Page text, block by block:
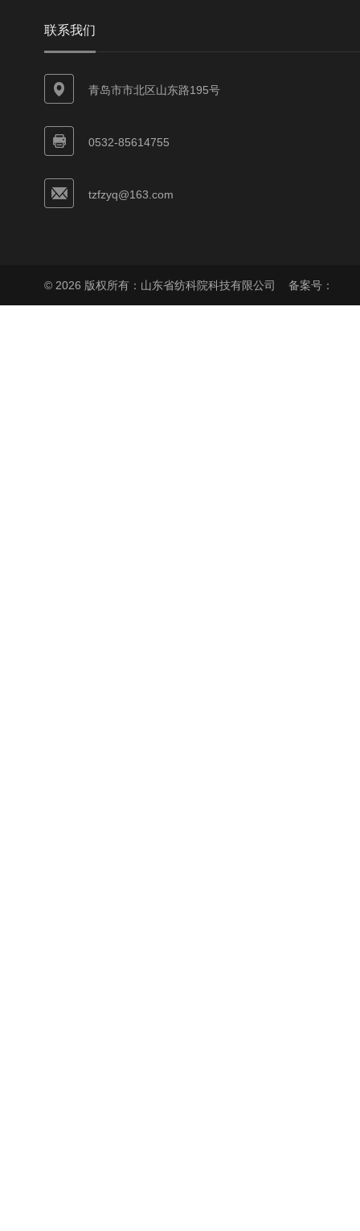
联系我们
青岛市市北区山东路195号
0532-85614755
tzfzyq@163.com
© 2026 版权所有：山东省纺科院科技有限公司 备案号：